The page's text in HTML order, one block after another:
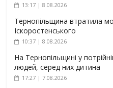
13:17 | 8.08.2026
Тернопільщина втратила
Іскоростенського
10:37 | 8.08.2026
На Тернопільщині у
людей, серед них дитина
17:27 | 7.08.2026